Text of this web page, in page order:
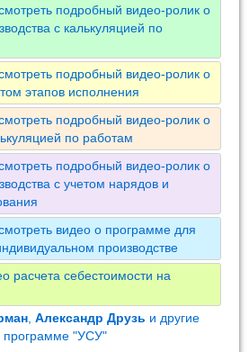
подробный видео-ролик о
с калькуляцией по
подробный видео-ролик о
этапов исполнения
подробный видео-ролик о
по работам
подробный видео-ролик о
с учетом нарядов и
видео о программе для
производстве
расчета себестоимости на
,Александр Друзь и другие
программе "УСУ"